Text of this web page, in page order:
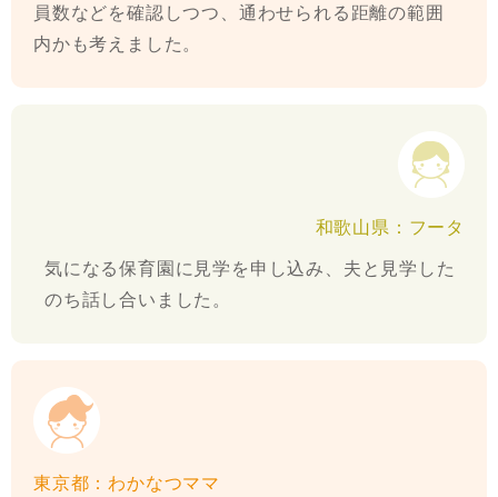
員数などを確認しつつ、通わせられる距離の範囲
内かも考えました。
和歌山県：フータ
気になる保育園に見学を申し込み、夫と見学した
のち話し合いました。
東京都：わかなつママ